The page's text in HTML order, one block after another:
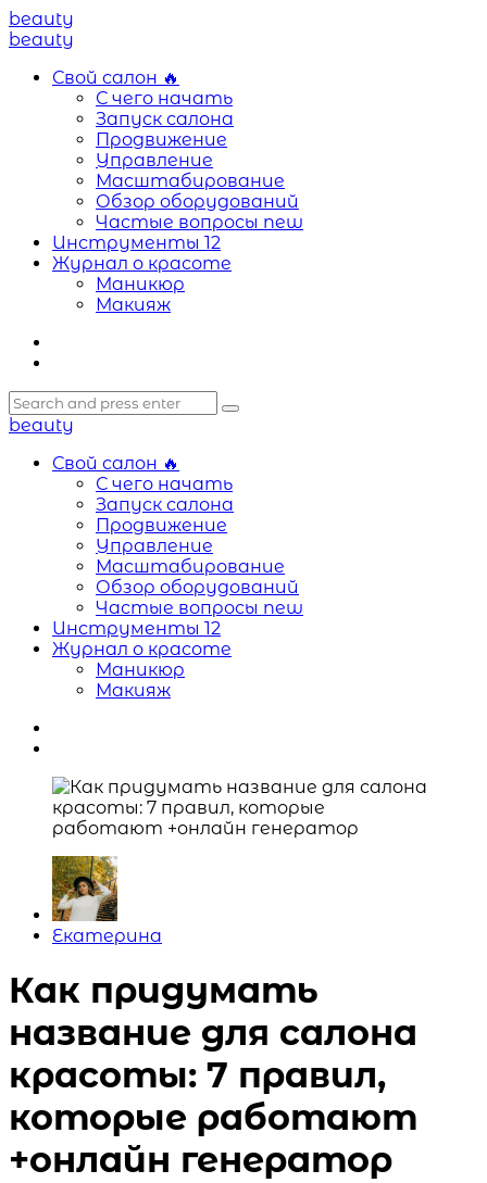
Menu
beauty
Search
Menu
beauty
Свой салон 🔥
С чего начать
Запуск салона
Продвижение
Управление
Масштабирование
Обзор оборудований
Частые вопросы new
Инструменты 12
Журнал о красоте
Маникюр
Макияж
Search
Search
for:
Search
beauty
Свой салон 🔥
С чего начать
Запуск салона
Продвижение
Управление
Масштабирование
Обзор оборудований
Частые вопросы new
Инструменты 12
Журнал о красоте
Маникюр
Макияж
Posted
Екатерина
Как придумать
название для салона
красоты: 7 правил,
которые работают
+онлайн генератор